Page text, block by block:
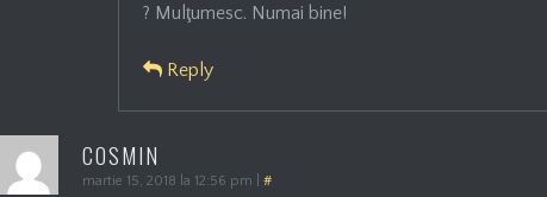
? Mulţumesc. Numai bine!
Reply
COSMIN
martie 15, 2018 la 12:56 pm #